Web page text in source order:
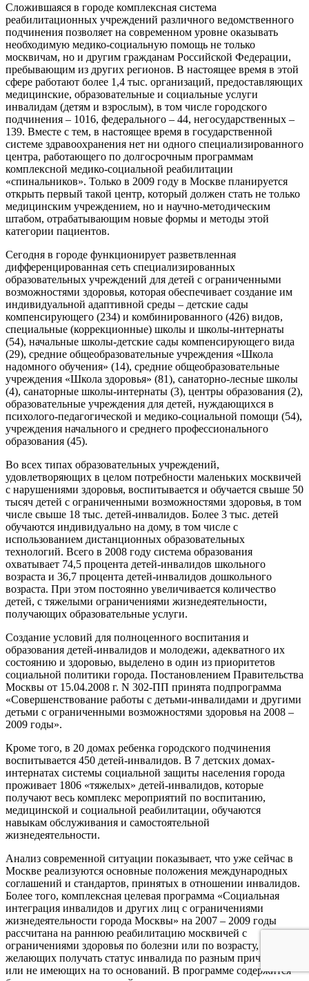
Сложившаяся в городе комплексная система
реабилитационных учреждений различного ведомственного
подчинения позволяет на современном уровне оказывать
необходимую медико-социальную помощь не только
москвичам, но и другим гражданам Российской Федерации,
пребывающим из других регионов. В настоящее время в этой
сфере работают более 1,4 тыс. организаций, предоставляющих
медицинские, образовательные и социальные услуги
инвалидам (детям и взрослым), в том числе городского
подчинения – 1016, федерального – 44, негосударственных –
139. Вместе с тем, в настоящее время в государственной
системе здравоохранения нет ни одного специализированного
центра, работающего по долгосрочным программам
комплексной медико-социальной реабилитации
«спинальников». Только в 2009 году в Москве планируется
открыть первый такой центр, который должен стать не только
медицинским учреждением, но и научно-методическим
штабом, отрабатывающим новые формы и методы этой
категории пациентов.
Сегодня в городе функционирует разветвленная
дифференцированная сеть специализированных
образовательных учреждений для детей с ограниченными
возможностями здоровья, которая обеспечивает создание им
индивидуальной адаптивной среды – детские сады
компенсирующего (234) и комбинированного (426) видов,
специальные (коррекционные) школы и школы-интернаты
(54), начальные школы-детские сады компенсирующего вида
(29), средние общеобразовательные учреждения «Школа
надомного обучения» (14), средние общеобразовательные
учреждения «Школа здоровья» (81), санаторно-лесные школы
(4), санаторные школы-интернаты (3), центры образования (2),
образовательные учреждения для детей, нуждающихся в
психолого-педагогической и медико-социальной помощи (54),
учреждения начального и среднего профессионального
образования (45).
Во всех типах образовательных учреждений,
удовлетворяющих в целом потребности маленьких москвичей
с нарушениями здоровья, воспитывается и обучается свыше 50
тысяч детей с ограниченными возможностями здоровья, в том
числе свыше 18 тыс. детей-инвалидов. Более 3 тыс. детей
обучаются индивидуально на дому, в том числе с
использованием дистанционных образовательных
технологий. Всего в 2008 году система образования
охватывает 74,5 процента детей-инвалидов школьного
возраста и 36,7 процента детей-инвалидов дошкольного
возраста. При этом постоянно увеличивается количество
детей, с тяжелыми ограничениями жизнедеятельности,
получающих образовательные услуги.
Создание условий для полноценного воспитания и
образования детей-инвалидов и молодежи, адекватного их
состоянию и здоровью, выделено в один из приоритетов
социальной политики города. Постановлением Правительства
Москвы от 15.04.2008 г. N 302-ПП принята подпрограмма
«Совершенствование работы с детьми-инвалидами и другими
детьми с ограниченными возможностями здоровья на 2008 –
2009 годы».
Кроме того, в 20 домах ребенка городского подчинения
воспитывается 450 детей-инвалидов. В 7 детских домах-
интернатах системы социальной защиты населения города
проживает 1806 «тяжелых» детей-инвалидов, которые
получают весь комплекс мероприятий по воспитанию,
медицинской и социальной реабилитации, обучаются
навыкам обслуживания и самостоятельной
жизнедеятельности.
Анализ современной ситуации показывает, что уже сейчас в
Москве реализуются основные положения международных
соглашений и стандартов, принятых в отношении инвалидов.
Более того, комплексная целевая программа «Социальная
интеграция инвалидов и других лиц с ограничениями
жизнедеятельности города Москвы» на 2007 – 2009 годы
рассчитана на раннюю реабилитацию москвичей с
ограничениями здоровья по болезни или по возрасту, но не
желающих получать статус инвалида по разным причинам
или не имеющих на то оснований. В программе содержится